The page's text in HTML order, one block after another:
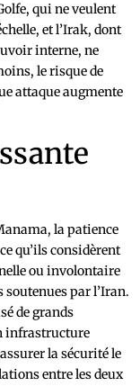
qui ne veulent
et l’Irak, dont
interne, ne
le risque de
attaque augmente
la patience
qu’ils considèrent
ou involontaire
par l’Iran.
de grands
infrastructure
la sécurité le
entre les deux